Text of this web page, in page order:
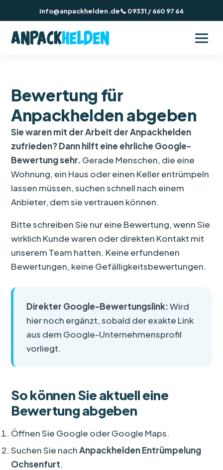
info@anpackhelden.de📞 09331 / 660 97 64
Bewertung für
Anpackhelden abgeben
Sie waren mit der Arbeit der Anpackhelden
zufrieden? Dann hilft eine ehrliche Google-
Bewertung sehr. Gerade Menschen, die eine
Wohnung, ein Haus oder einen Keller entrümpeln
lassen müssen, suchen schnell nach einem
Anbieter, dem sie vertrauen können.
Bitte schreiben Sie nur eine Bewertung, wenn Sie
wirklich Kunde waren oder direkten Kontakt mit
unserem Team hatten. Keine erfundenen
Bewertungen, keine Gefälligkeitsbewertungen.
Direkter Google-Bewertungslink:Wird
hier noch ergänzt, sobald der exakte Link
aus dem Google-Unternehmensprofil
vorliegt.
So können Sie aktuell eine
Bewertung abgeben
Öffnen Sie Google oder Google Maps.
Suchen Sie nachAnpackhelden Entrümpelung
Ochsenfurt.